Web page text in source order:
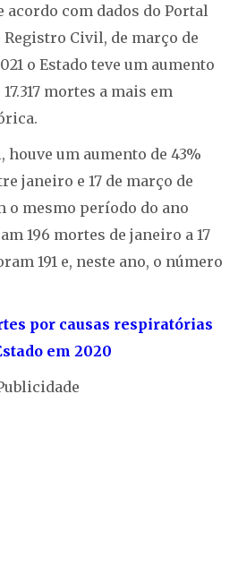
acordo com dados do Portal
Civil, de março de
o Estado teve um aumento
mortes a mais em
houve um aumento de 43%
janeiro e 17 de março de
o mesmo período do ano
196 mortes de janeiro a 17
191 e, neste ano, o número
por causas respiratórias
em 2020